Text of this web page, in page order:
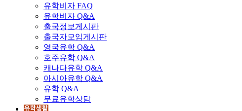
유학비자 FAQ
유학비자 Q&A
출국정보게시판
출국자모임게시판
영국유학 Q&A
호주유학 Q&A
캐나다유학 Q&A
아시아유학 Q&A
유학 Q&A
무료유학상담